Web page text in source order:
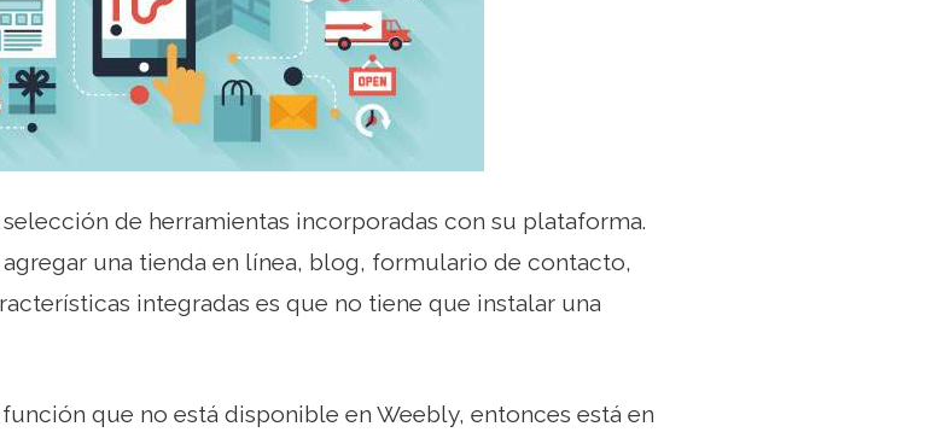
de herramientas incorporadas con su plataforma.
una tienda en línea, blog, formulario de contacto,
integradas es que no tiene que instalar una
que no está disponible en Weebly, entonces está en